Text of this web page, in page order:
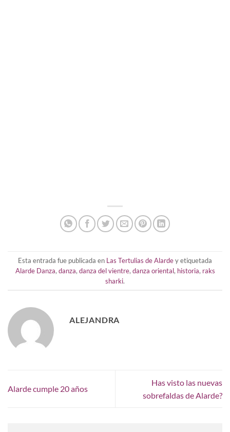
Esta entrada fue publicada en Las Tertulias de Alardey etiquetada
Alarde Danza danza danza del vientre, danza oriental, historia raks
sharki
ALEJANDRA
Alarde cumple 20 años
Has visto las nuevas
sobrefaldas de Alarde?